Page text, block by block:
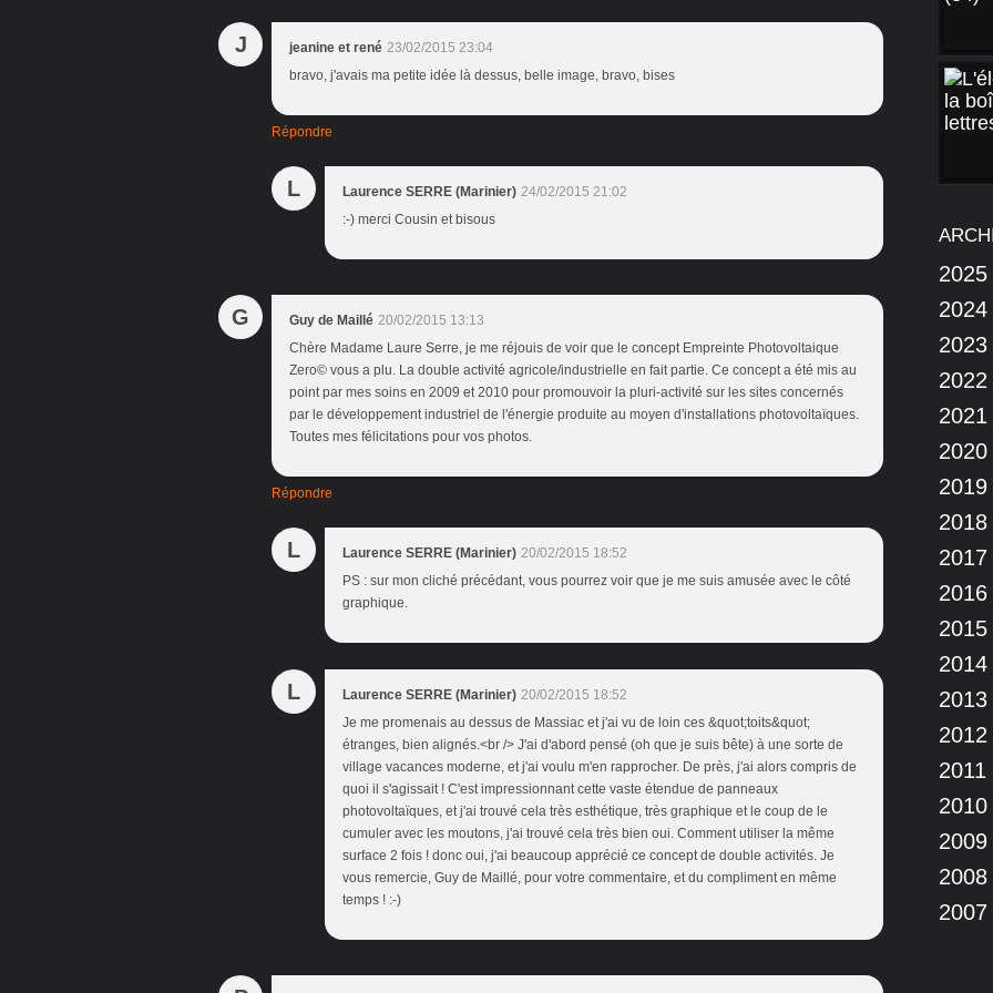
J jeanine et rené 23/02/2015 23:04
bravo, j'avais ma petite idée là dessus, belle image, bravo, bises
Répondre
L Laurence SERRE (Marinier) 24/02/2015 21:02
:-) merci Cousin et bisous
G Guy de Maillé 20/02/2015 13:13
Chère Madame Laure Serre, je me réjouis de voir que le concept Empreinte Photovoltaique
Zero© vous a plu. La double activité agricole/industrielle en fait partie. Ce concept a été mis au
point par mes soins en 2009 et 2010 pour promouvoir la pluri-activité sur les sites concernés
par le développement industriel de l'énergie produite au moyen d'installations photovoltaïques.
Toutes mes félicitations pour vos photos.
Répondre
L Laurence SERRE (Marinier) 20/02/2015 18:52
PS : sur mon cliché précédant, vous pourrez voir que je me suis amusée avec le côté
graphique.
L Laurence SERRE (Marinier) 20/02/2015 18:52
Je me promenais au dessus de Massiac et j'ai vu de loin ces &quot;toits&quot;
étranges, bien alignés.<br /> J'ai d'abord pensé (oh que je suis bête) à une sorte de
village vacances moderne, et j'ai voulu m'en rapprocher. De près, j'ai alors compris de
quoi il s'agissait ! C'est impressionnant cette vaste étendue de panneaux
photovoltaïques, et j'ai trouvé cela très esthétique, très graphique et le coup de le
cumuler avec les moutons, j'ai trouvé cela très bien oui. Comment utiliser la même
surface 2 fois ! donc oui, j'ai beaucoup apprécié ce concept de double activités. Je
vous remercie, Guy de Maillé, pour votre commentaire, et du compliment en même
temps ! :-)
2025
2024
2023
2022
2021
2020
2019
2018
2017
2016
2015
2014
2013
2012
2011
2010
2009
2008
2007